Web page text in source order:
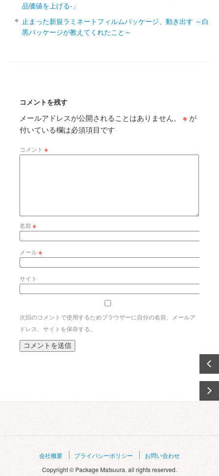
品価値を上げる‐」
止まった新規ラミネートフィルムパッケージ、動き出す ～白
黒パッケージが教えてくれたこと～
コメントを残す
メールアドレスが公開されることはありません。 ※ が
付いている欄は必須項目です
コメント ※
名前※
メール※
サイト
次回のコメントで使用するためブラウザーに自分の名前、メールア
ドレス、サイトを保存する。
会社概要 プライバシーポリシー
お問い合わせ
Copyright © Package Matsuura. all rights reserved.